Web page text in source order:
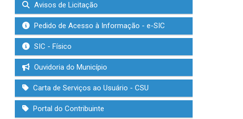
Avisos de Licitação
Pedido de Acesso à Informação - e-SIC
SIC - Físico
Ouvidoria do Município
Carta de Serviços ao Usuário - CSU
Portal do Contribuinte